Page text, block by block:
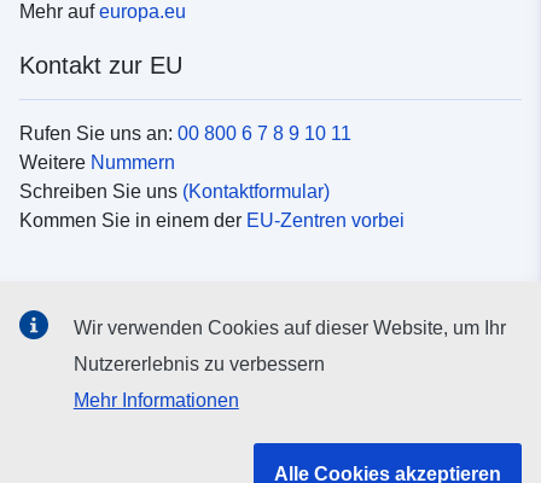
Mehr aufeuropa.eu
Kontakt zur EU
Rufen Sie uns an: 00 800 6 7 8 9 10 11
Weitere Nummern
Schreiben Sie uns (Kontaktformular)
Kommen Sie in einem der EU-Zentren vorbei
Suche nach EUSocial-Media-Kanäle
Organe und Einrichtungen der EU
Wir verwenden Cookies auf dieser Website, um Ihr
Nutzererlebnis zu verbessern
Mehr Informationen
Alle Cookies akzeptieren